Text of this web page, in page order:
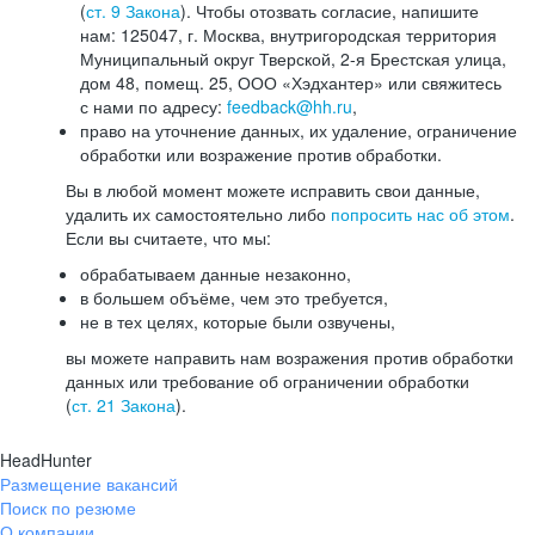
(ст. 9 Закона). Чтобы отозвать согласие, напишите
нам: 125047, г. Москва, внутригородская территория
Муниципальный округ Тверской, 2-я Брестская улица,
дом 48, помещ. 25, ООО «Хэдхантер» или свяжитесь
с нами по адресу: feedback@hh.ru,
право на уточнение данных, их удаление, ограничение
обработки или возражение против обработки.
Вы в любой момент можете исправить свои данные,
удалить их самостоятельно либо попросить нас об этом.
Если вы считаете, что мы:
обрабатываем данные незаконно,
в большем объёме, чем это требуется,
не в тех целях, которые были озвучены,
вы можете направить нам возражения против обработки
данных или требование об ограничении обработки
(ст. 21 Закона).
HeadHunter
Размещение вакансий
Поиск по резюме